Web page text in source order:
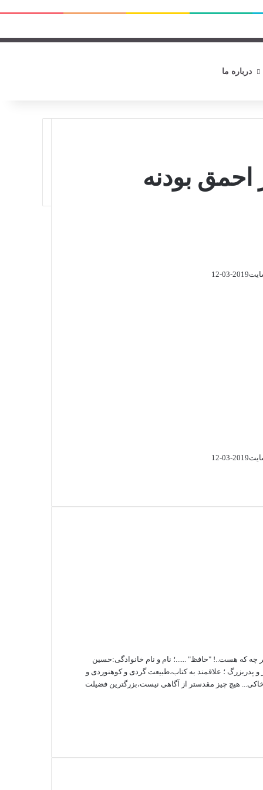
درباره ما
احمق بودنه
2019-03-12
2019-03-12
که هست..! "حافظ" ......؛ نام و نام خانوادگی:حسین
؛ علاقمند به کتاب،طبیعت گردی و کوهنوردی و
هیچ چیز مقدستر از آگاهی نیست،بزرگترین فضیلت